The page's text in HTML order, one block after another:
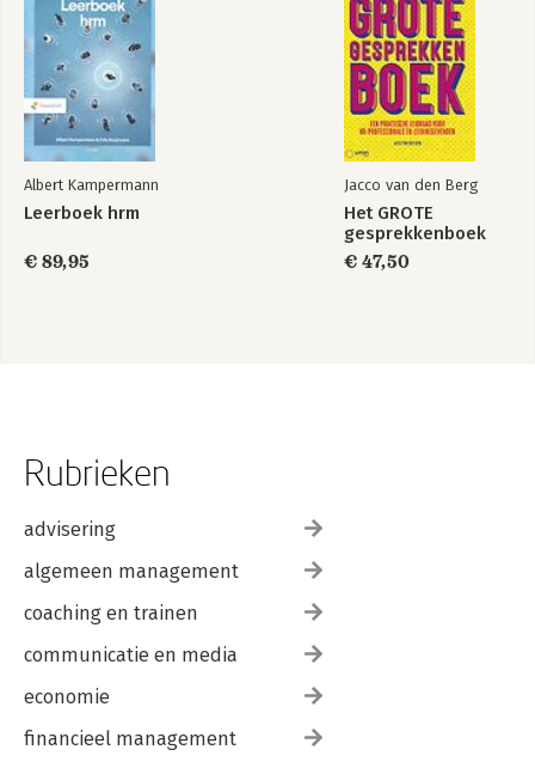
Albert Kampermann
Leerboek hrm
€ 89,95
Jacco van den Berg
Het GROTE
gesprekkenboek
€ 47,50
Rubrieken
advisering
algemeen management
coaching en trainen
communicatie en media
economie
financieel management